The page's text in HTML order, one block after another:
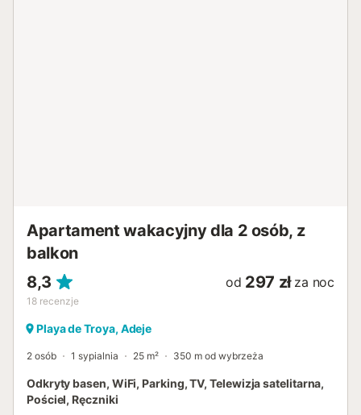
Apartament wakacyjny dla 2 osób, z
balkon
8,3
18 recenzje
od 297 zł za noc
Playa de Troya, Adeje
2 osób 1 sypialnia 25 m² 350 m od wybrzeża
Odkryty basen, WiFi, Parking, TV, Telewizja satelitarna,
Pościel, Ręczniki